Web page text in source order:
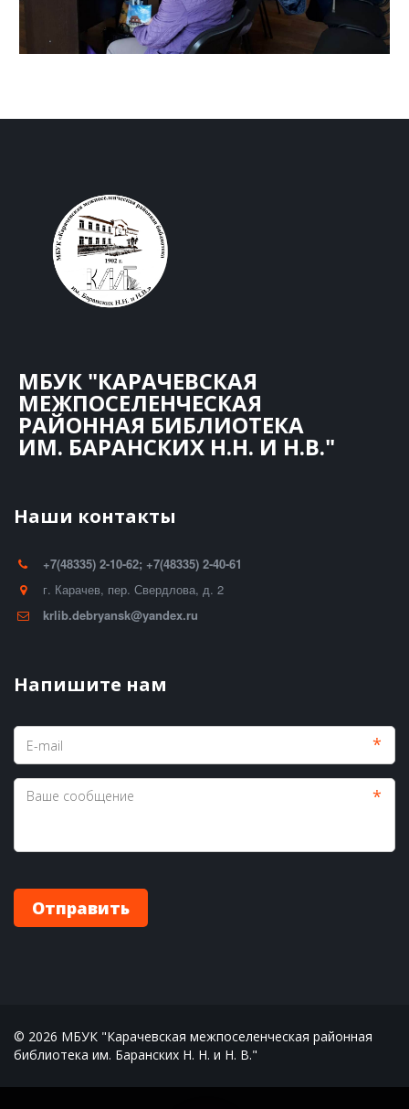
МБУК "КАРАЧЕВСКАЯ
МЕЖПОСЕЛЕНЧЕСКАЯ
РАЙОННАЯ БИБЛИОТЕКА
ИМ. БАРАНСКИХ Н.Н. И Н.В."
Наши контакты
+7(48335) 2-10-62; +7(48335) 2-40-61
г. Карачев, пер. Свердлова, д. 2
krlib.debryansk@yandex.ru
Напишите нам
*
*
Отправить
© 2026 МБУК "Карачевская межпоселенческая районная
библиотека им. Баранских Н. Н. и Н. В."